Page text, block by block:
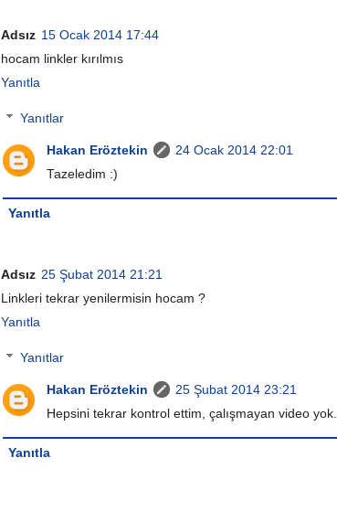
Adsız 15 Ocak 2014 17:44
hocam linkler kırılmıs
Yanıtla
Yanıtlar
Hakan Eröztekin
24 Ocak 2014 22:01
Tazeledim :)
Yanıtla
Adsız 25 Şubat 2014 21:21
Linkleri tekrar yenilermisin hocam ?
Yanıtla
Yanıtlar
Hakan Eröztekin
25 Şubat 2014 23:21
Hepsini tekrar kontrol ettim, çalışmayan video yok.
Yanıtla